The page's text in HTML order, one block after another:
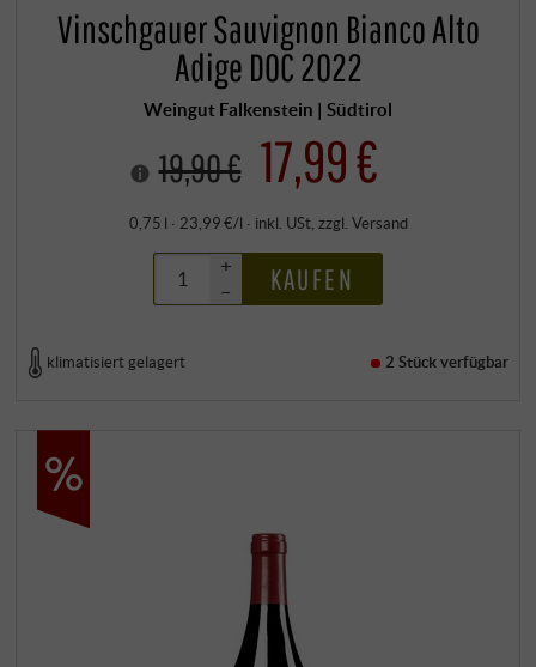
Vinschgauer Sauvignon Bianco Alto
Adige DOC 2022
Weingut Falkenstein | Südtirol
19,90 € 17,99 €
0,75 l · 23,99 €/l · inkl. USt, zzgl. Versand
+
–
KAUFEN
klimatisiert gelagert 2 Stückverfügbar